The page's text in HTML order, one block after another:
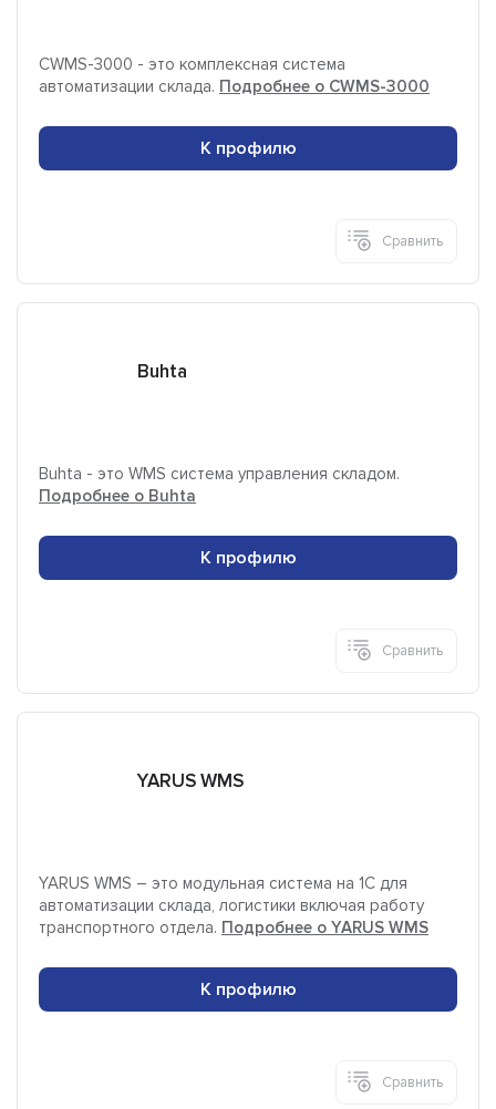
CWMS-3000 - это комплексная система
автоматизации склада. Подробнее о CWMS-3000
К профилю
Сравнить
Buhta
Buhta - это WMS система управления складом.
Подробнее о Buhta
К профилю
Сравнить
YARUS WMS
YARUS WMS – это модульная система на 1С для
автоматизации склада, логистики включая работу
транспортного отдела. Подробнее о YARUS WMS
К профилю
Сравнить